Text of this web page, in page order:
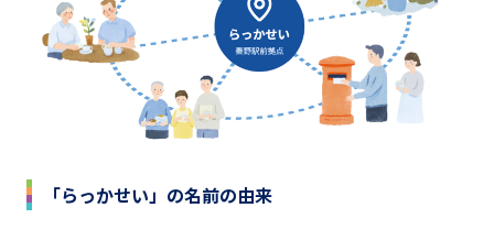
「らっかせい」の名前の由来